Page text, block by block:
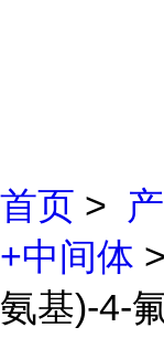
首页 >
+中间体
氨基)-4-